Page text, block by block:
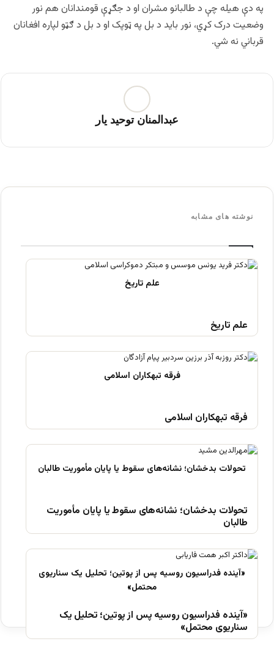
په دې هیله چې د طالبانو مشران او د جګړې قومندانان هم نور
وضعیت درک کړي، نور باید د بل په ټوپک او د بل د ګټو لپاره افغانان
قرباني نه شي.
عبدالمنان توحید یار
نوشته های مشابه
علم تاریخ
فرقه تبهکاران اسلامی
تحولات بدخشان؛ نشانه‌های سقوط یا پایان مأموریت
طالبان
«آینده فدراسیون روسیه پس از پوتین؛ تحلیل یک
سناریوی محتمل»